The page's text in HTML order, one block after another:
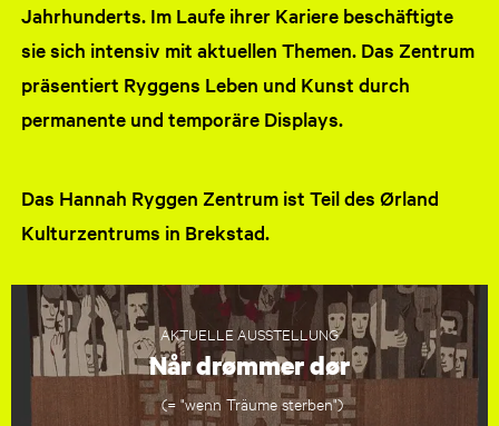
Jahrhunderts. Im Laufe ihrer Kariere beschäftigte
sie sich intensiv mit aktuellen Themen. Das Zentrum
präsentiert Ryggens Leben und Kunst durch
permanente und temporäre Displays.
Das Hannah Ryggen Zentrum ist Teil des Ørland
Kulturzentrums in Brekstad.
AKTUELLE AUSSTELLUNG
Når drømmer dør
(= "wenn Träume sterben")